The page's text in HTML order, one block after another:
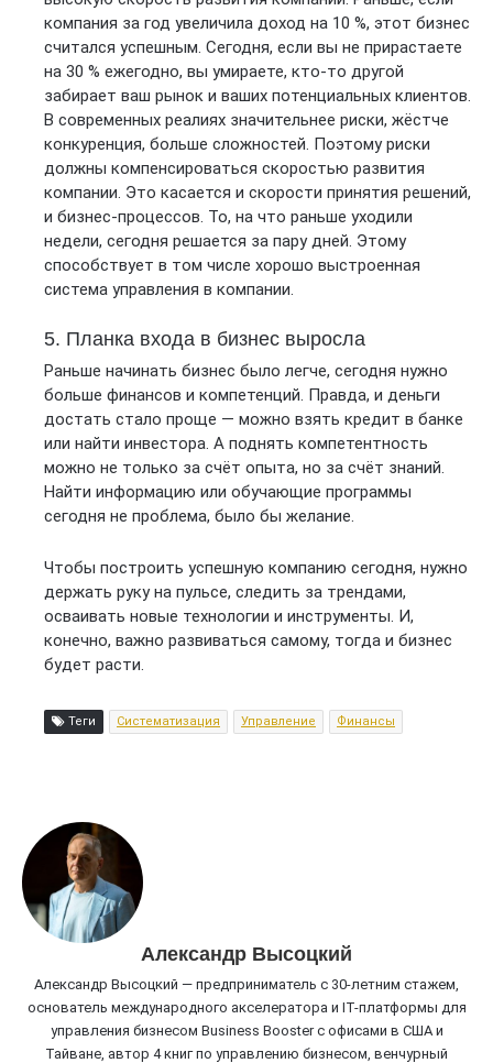
компания за год увеличила доход на 10 %, этот бизнес
считался успешным. Сегодня, если вы не прирастаете
на 30 % ежегодно, вы умираете, кто-то другой
забирает ваш рынок и ваших потенциальных клиентов.
В современных реалиях значительнее риски, жёстче
конкуренция, больше сложностей. Поэтому риски
должны компенсироваться скоростью развития
компании. Это касается и скорости принятия решений,
и бизнес-процессов. То, на что раньше уходили
недели, сегодня решается за пару дней. Этому
способствует в том числе хорошо выстроенная
система управления в компании.
5. Планка входа в бизнес выросла
Раньше начинать бизнес было легче, сегодня нужно
больше финансов и компетенций. Правда, и деньги
достать стало проще — можно взять кредит в банке
или найти инвестора. А поднять компетентность
можно не только за счёт опыта, но за счёт знаний.
Найти информацию или обучающие программы
сегодня не проблема, было бы желание.
Чтобы построить успешную компанию сегодня, нужно
держать руку на пульсе, следить за трендами,
осваивать новые технологии и инструменты. И,
конечно, важно развиваться самому, тогда и бизнес
будет расти.
Теги Систематизация Управление Финансы
Александр Высоцкий
Александр Высоцкий — предприниматель с 30-летним стажем,
основатель международного акселератора и IT-платформы для
управления бизнесом Business Booster c офисами в США и
Тайване, автор 4 книг по управлению бизнесом, венчурный